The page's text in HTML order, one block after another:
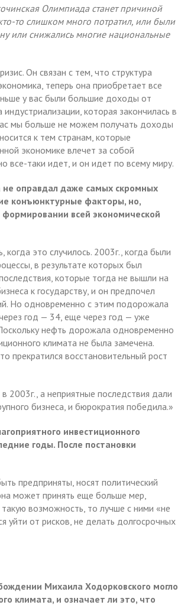
Олимпиада станет причиной
то слишком много потратил, или были
или снижались многие национальные
Он связан с тем, что структура
теперь она приобретает все
у вас были большие доходы от
которая закончилась в
мы больше не можем получать доходы
к тем странам, которые
экономике влечет за собой
все-таки идет, и он идет по всему миру.
не оправдал даже самых скромных
конъюнктурные факторы, но,
всей экономической
это случилось. 2003г., когда были
в результате которых был
которые тогда не вышли на
к государству, и он предпочел
Но одновременно с этим подорожала
год — 34, еще через год — уже
нефть дорожала одновременно
климата не была замечена.
прекратился восстановительный рост
2003г., а неприятные последствия дали
бизнеса, и бюрократия победила.»
инвестиционного
годы. После постановки
предприняты, носят политический
может принять еще больше мер,
возможность, то лучше с ними «не
уйти от рисков, не делать долгосрочных
Михаила Ходорковского могло
климата, и означает ли это, что